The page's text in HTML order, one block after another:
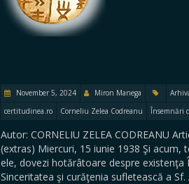
November 5, 2024 Miron Manega
certitudinea.ro
Corneliu Zelea Codreanu Însemnări
Autor: CORNELIU ZELEA CODREANU
(extras) Miercuri, 15 iunie 1938 Şi acum,
ele, dovezi hotărâtoare despre existenţa
Sinceritatea şi curăţenia sufletească a